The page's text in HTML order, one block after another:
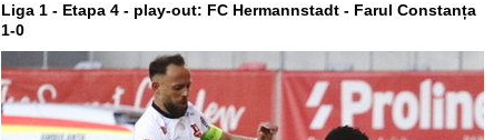
Liga 1 - Etapa 4 - play-out: FC Hermannstadt - Farul Constanța
1-0